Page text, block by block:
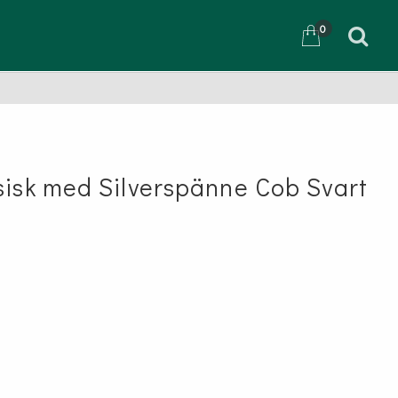
0
med Silverspänne Cob Svart